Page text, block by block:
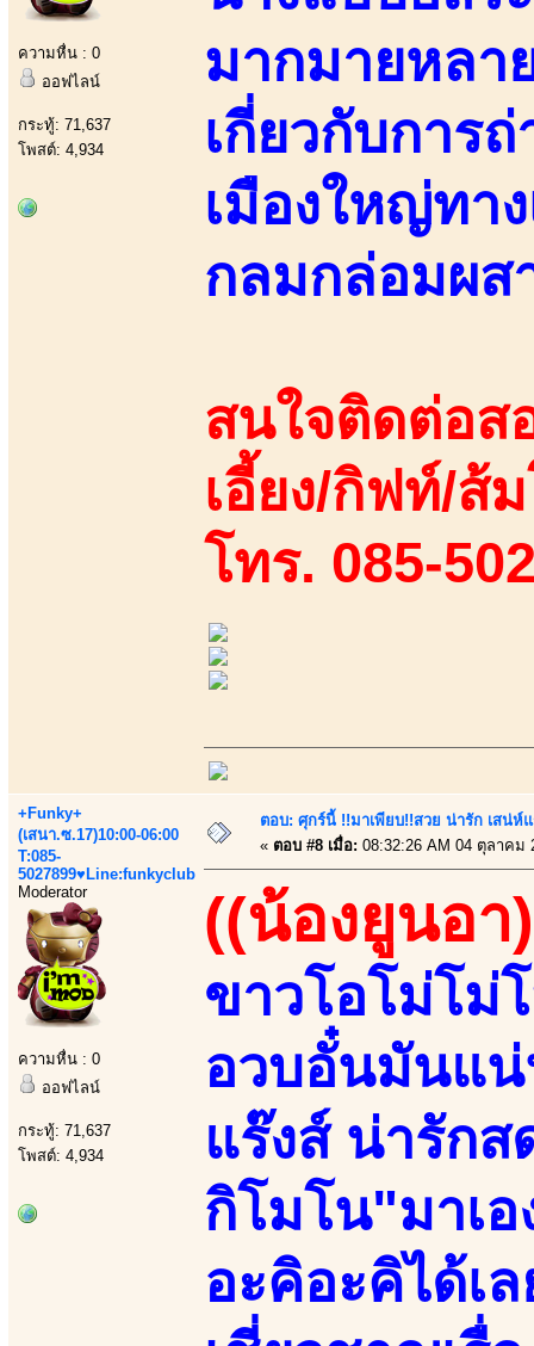
ความหื่น : 0
ออฟไลน์
กระทู้: 71,637
โพสต์: 4,934
มากมายหลา
เกี่ยวกับการ
เมืองใหญ่ทา
กลมกล่อมผส
สนใจติดต่อส
เอี้ยง/กิฟท์/ส้
โทร. 085-
+Funky+
(เสนา.ซ.17)10:00-06:00
T:085-
5027899♥Line:funkyclub
Moderator
ความหื่น : 0
ออฟไลน์
กระทู้: 71,637
โพสต์: 4,934
ตอบ: ศุกร์นี้ !!มาเพียบ!!สวย น่ารัก เสน่ห์
« ตอบ #8 เมื่อ: 08:32:26 AM 04 ตุลาคม
((น้องยูนอา
ขาวโอโม่โม่
อวบอั๋นมันแน่
แร๊งส์ น่ารัก
กิโมโน"มาเอ
อะคิอะคิได้เ